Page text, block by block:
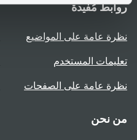
روابط مُفيدة
نظرة عامة على المواضيع
تعليمات المستخدم
نظرة عامة على الصفحات
من نحن